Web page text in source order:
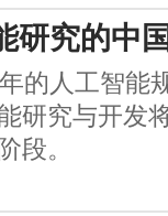
研究的中
的人工智能
研究与开发
段。